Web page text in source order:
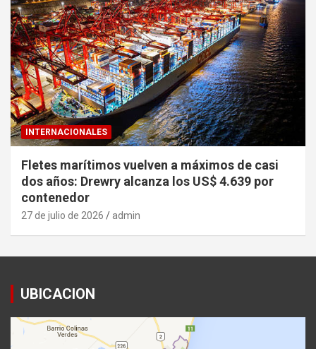
INTERNACIONALES
Fletes marítimos vuelven a máximos de casi
dos años: Drewry alcanza los US$ 4.639 por
contenedor
27 de julio de 2026 admin
UBICACION